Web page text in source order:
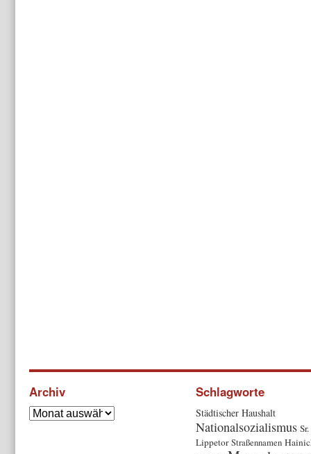
Archiv Schlagworte
Städtischer Haushalt
Nationalsozialismus
Lippetor Straßennamen